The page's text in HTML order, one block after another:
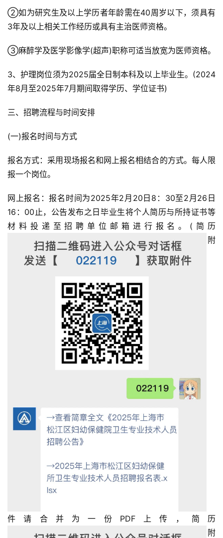
②如为研究生及以上学历者年龄需在40周岁以下，须具有
3年及以上相关工作经历或具有主治医师资格。
③麻醉学及医学影像学(超声)职称可适当放宽为医师资格。
3、护理岗位须为2025届全日制本科及以上毕业生。(2024
年8月至2025年7月期间取得学历、学位证书)
三、招聘流程与时间安排
(一)报名时间与方式
报名方式：采用现场报名和网上报名相结合的方式。每人限
报一个岗位。
网上报名：报名时间为2025年2月20日8：30至2月26日
16：00止，公告发布之日毕业生将个人简历与所持证书等
材料投递至招聘单位邮箱进行报名。(简历
附
件请合并为一份PDF上传，简历
附